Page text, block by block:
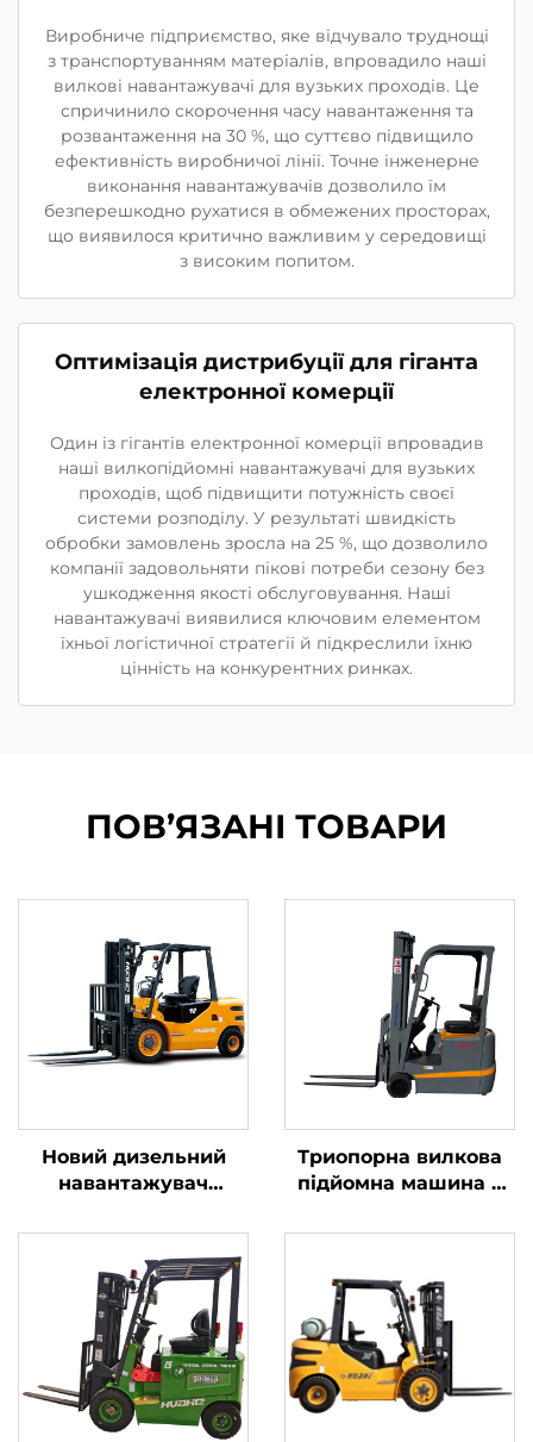
Виробниче підприємство, яке відчувало труднощі
з транспортуванням матеріалів, впровадило наші
вилкові навантажувачі для вузьких проходів. Це
спричинило скорочення часу навантаження та
розвантаження на 30 %, що суттєво підвищило
ефективність виробничої лінії. Точне інженерне
виконання навантажувачів дозволило їм
безперешкодно рухатися в обмежених просторах,
що виявилося критично важливим у середовищі
з високим попитом.
Оптимізація дистрибуції для гіганта
електронної комерції
Один із гігантів електронної комерції впровадив
наші вилкопідйомні навантажувачі для вузьких
проходів, щоб підвищити потужність своєї
системи розподілу. У результаті швидкість
обробки замовлень зросла на 25 %, що дозволило
компанії задовольняти пікові потреби сезону без
ушкодження якості обслуговування. Наші
навантажувачі виявилися ключовим елементом
їхньої логістичної стратегії й підкреслили їхню
цінність на конкурентних ринках.
ПОВ’ЯЗАНІ ТОВАРИ
Новий дизельний
навантажувач
4 тонни з
високоякісним
японським двигуном
ISUZU
Триопорна вилкова
підйомна машина з
вагою 1,0 тонни,
розумною ціною